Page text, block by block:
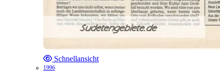
Schnellansicht
1996